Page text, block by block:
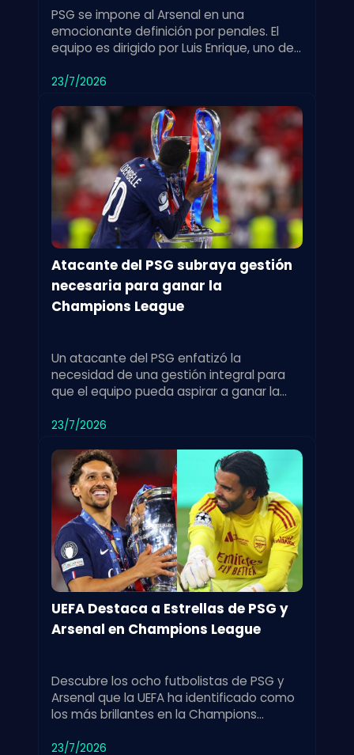
PSG se impone al Arsenal en una
emocionante definición por penales. El
equipo es dirigido por Luis Enrique, uno de
historia de la Champions League.
23/7/2026
Atacante del PSG subraya gestión
necesaria para ganar la
Champions League
Un atacante del PSG enfatizó la
necesidad de una gestión integral para
que el equipo pueda aspirar a ganar la
del torneo.
23/7/2026
UEFA Destaca a Estrellas de PSG y
Arsenal en Champions League
Descubre los ocho futbolistas de PSG y
Arsenal que la UEFA ha identificado como
los más brillantes en la Champions
rendimiento estelar.
23/7/2026